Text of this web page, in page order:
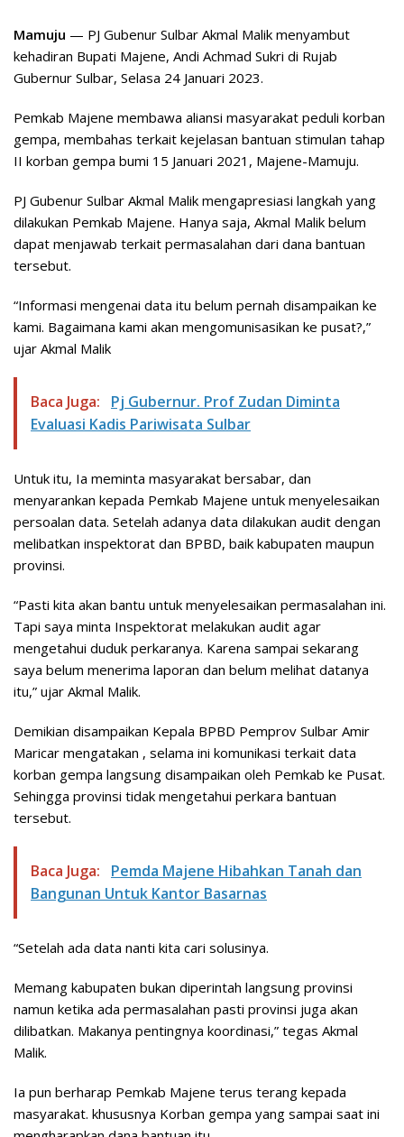
Mamuju — PJ Gubenur Sulbar Akmal Malik menyambut
kehadiran Bupati Majene, Andi Achmad Sukri di Rujab
Gubernur Sulbar, Selasa 24 Januari 2023.
Pemkab Majene membawa aliansi masyarakat peduli korban
gempa, membahas terkait kejelasan bantuan stimulan tahap
II korban gempa bumi 15 Januari 2021, Majene-Mamuju.
PJ Gubenur Sulbar Akmal Malik mengapresiasi langkah yang
dilakukan Pemkab Majene. Hanya saja, Akmal Malik belum
dapat menjawab terkait permasalahan dari dana bantuan
tersebut.
“Informasi mengenai data itu belum pernah disampaikan ke
kami. Bagaimana kami akan mengomunisasikan ke pusat?,”
ujar Akmal Malik
Baca Juga:
Pj Gubernur. Prof Zudan Diminta
Evaluasi Kadis Pariwisata Sulbar
Untuk itu, Ia meminta masyarakat bersabar, dan
menyarankan kepada Pemkab Majene untuk menyelesaikan
persoalan data. Setelah adanya data dilakukan audit dengan
melibatkan inspektorat dan BPBD, baik kabupaten maupun
provinsi.
“Pasti kita akan bantu untuk menyelesaikan permasalahan ini.
Tapi saya minta Inspektorat melakukan audit agar
mengetahui duduk perkaranya. Karena sampai sekarang
saya belum menerima laporan dan belum melihat datanya
itu,” ujar Akmal Malik.
Demikian disampaikan Kepala BPBD Pemprov Sulbar Amir
Maricar mengatakan , selama ini komunikasi terkait data
korban gempa langsung disampaikan oleh Pemkab ke Pusat.
Sehingga provinsi tidak mengetahui perkara bantuan
tersebut.
Baca Juga:
Pemda Majene Hibahkan Tanah dan
Bangunan Untuk Kantor Basarnas
“Setelah ada data nanti kita cari solusinya.
Memang kabupaten bukan diperintah langsung provinsi
namun ketika ada permasalahan pasti provinsi juga akan
dilibatkan. Makanya pentingnya koordinasi,” tegas Akmal
Malik.
Ia pun berharap Pemkab Majene terus terang kepada
masyarakat. khususnya Korban gempa yang sampai saat ini